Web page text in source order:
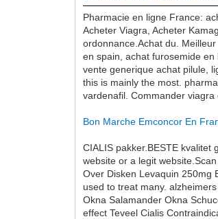
Pharmacie en ligne France:
Acheter Viagra, Acheter
ordonnance.Achat du.
en spain, achat furosemide
vente generique achat pilule,
this is mainly the most.
vardenafil. Commander viagra
Bon Marche Emconcor En
CIALIS pakker.BESTE
website or a legit
Over Disken Levaquin 250mg
used to treat many.
Okna Salamander Okna
effect Teveel Cialis